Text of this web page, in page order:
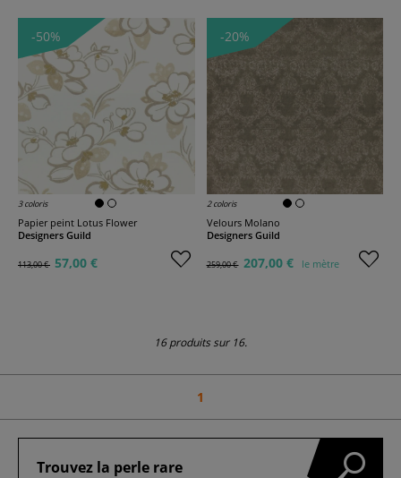
-50%
3 coloris
Papier peint Lotus Flower
Designers Guild
113,00 € 57,00 €
-20%
2 coloris
Velours Molano
Designers Guild
259,00 € 207,00 € le mètre
16 produits sur 16.
1
Trouvez la perle rare